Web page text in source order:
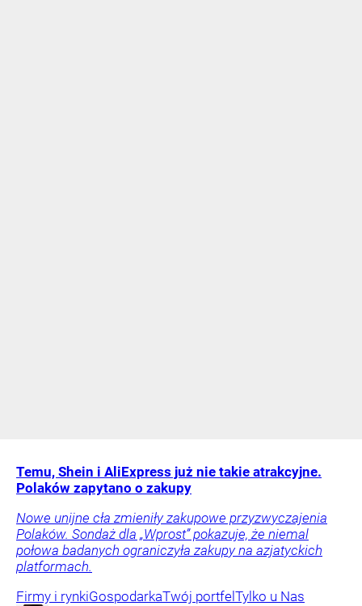
Temu, Shein i AliExpress już nie takie atrakcyjne.
Polaków zapytano o zakupy
Nowe unijne cła zmieniły zakupowe przyzwyczajenia
Polaków. Sondaż dla „Wprost” pokazuje, że niemal
połowa badanych ograniczyła zakupy na azjatyckich
platformach.
Firmy i rynkiGospodarkaTwój portfel Tylko u Nas